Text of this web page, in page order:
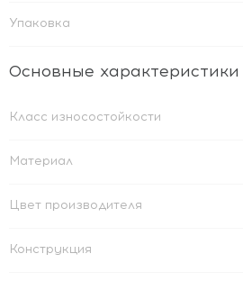
Упаковка
Основные характеристики
Класс износостойкости
Материал
Цвет производителя
Конструкция